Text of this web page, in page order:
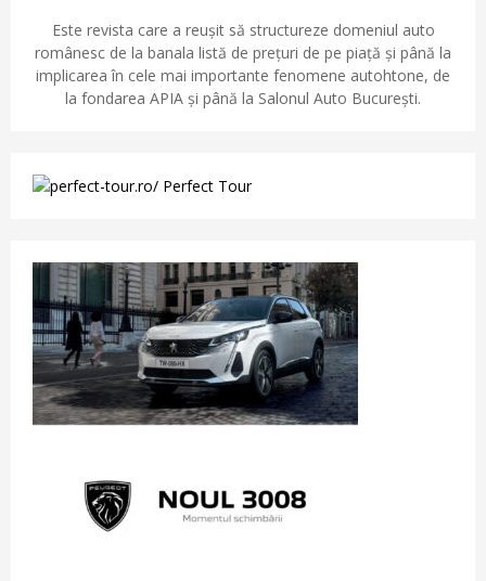
Este revista care a reușit să structureze domeniul auto
românesc de la banala listă de prețuri de pe piață și până la
implicarea în cele mai importante fenomene autohtone, de
la fondarea APIA și până la Salonul Auto București.